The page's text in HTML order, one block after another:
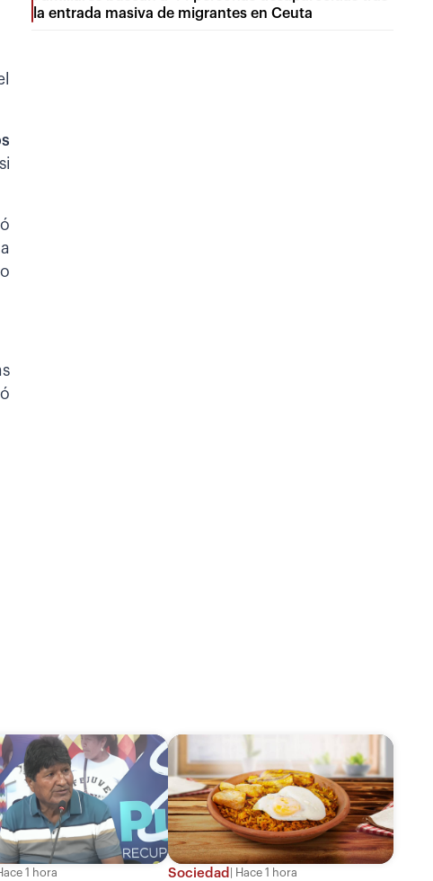
la entrada masiva de migrantes en Ceuta
1 hora Sociedad Hace 1 hora